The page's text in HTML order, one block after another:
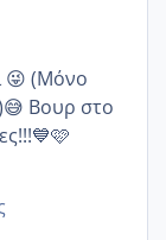
😜 (Μόνο
Βουρ στο